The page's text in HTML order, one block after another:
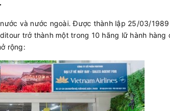
và nước ngoài. Được thành lập 25/03/
trở thành một trong 10 hãng lữ hành hàng
rộng: